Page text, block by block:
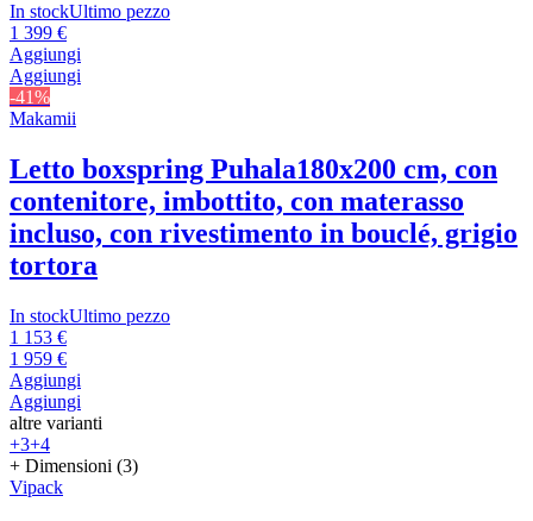
In stockUltimo pezzo
1 399 €
Aggiungi
Aggiungi
-41%
Makamii
Letto boxspring Puhala180x200 cm, con
contenitore, imbottito, con materasso
incluso, con rivestimento in bouclé, grigio
tortora
In stockUltimo pezzo
1 153 €
1 959 €
Aggiungi
Aggiungi
altre varianti
+3+4
+ Dimensioni (3)
Vipack